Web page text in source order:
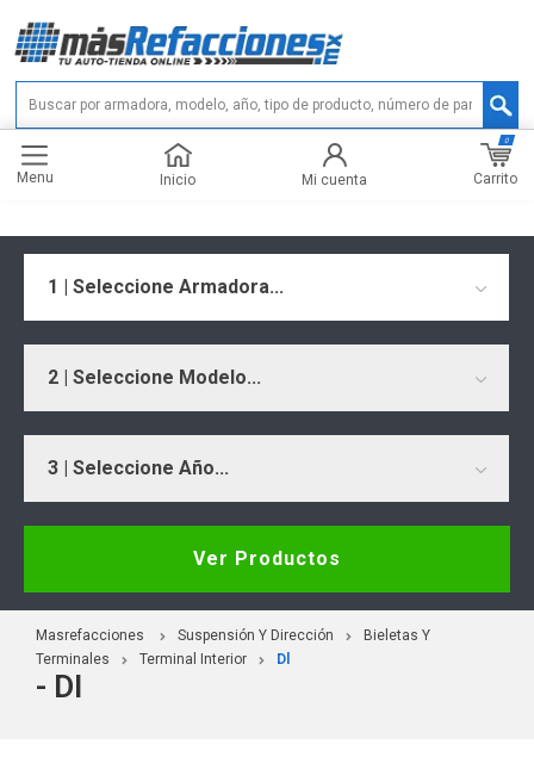
Menu Inicio Mi cuenta Carrito
0
1 | Seleccione Armadora...
2 | Seleccione Modelo...
3 | Seleccione Año...
Ver Productos
Masrefacciones Suspensión Y Dirección
Bieletas Y
Terminales
Terminal Interior Dl
- Dl